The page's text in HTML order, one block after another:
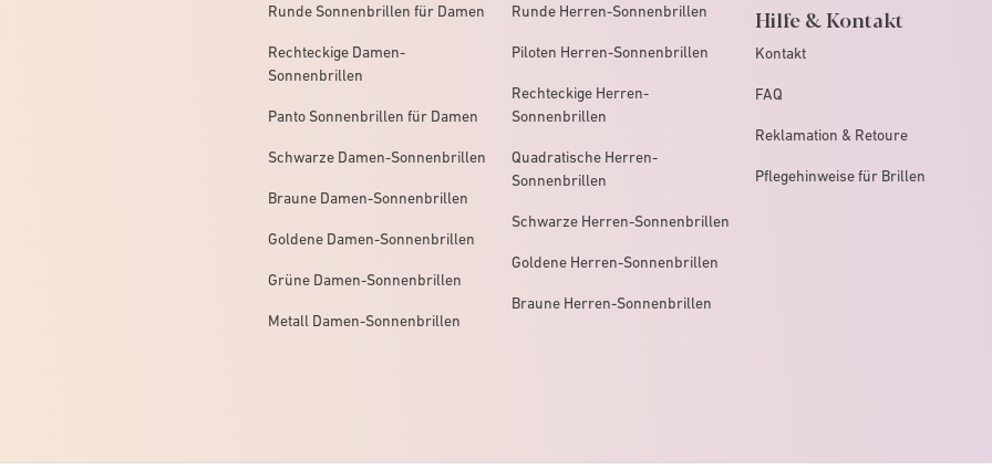
Runde Sonnenbrillen für Damen
Rechteckige Damen-
Sonnenbrillen
Panto Sonnenbrillen für Damen
Schwarze Damen-Sonnenbrillen
Braune Damen-Sonnenbrillen
Goldene Damen-Sonnenbrillen
Grüne Damen-Sonnenbrillen
Metall Damen-Sonnenbrillen
Runde Herren-Sonnenbrillen
Piloten Herren-Sonnenbrillen
Rechteckige Herren-
Sonnenbrillen
Quadratische Herren-
Sonnenbrillen
Schwarze Herren-Sonnenbrillen
Goldene Herren-Sonnenbrillen
Braune Herren-Sonnenbrillen
Hilfe & Kontakt
Kontakt
FAQ
Reklamation & Retoure
Pflegehinweise für Brillen